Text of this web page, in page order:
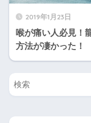
2019年1月23日
喉が痛い人必見！
方法が凄かった！